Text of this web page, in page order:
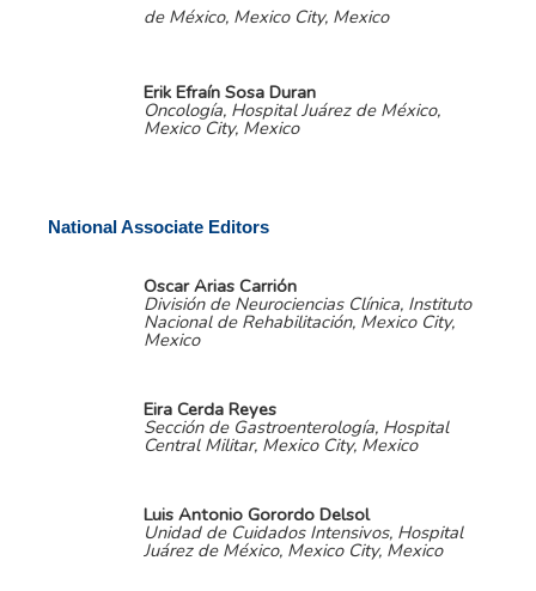
de México, Mexico City, Mexico
Erik Efraín Sosa Duran
Oncología, Hospital Juárez de México,
Mexico City, Mexico
National Associate Editors
Oscar Arias Carrión
División de Neurociencias Clínica, Instituto
Nacional de Rehabilitación, Mexico City,
Mexico
Eira Cerda Reyes
Sección de Gastroenterología, Hospital
Central Militar, Mexico City, Mexico
Luis Antonio Gorordo Delsol
Unidad de Cuidados Intensivos, Hospital
Juárez de México, Mexico City, Mexico